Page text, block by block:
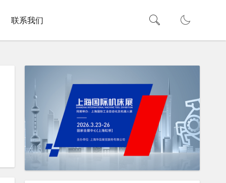
联系我们